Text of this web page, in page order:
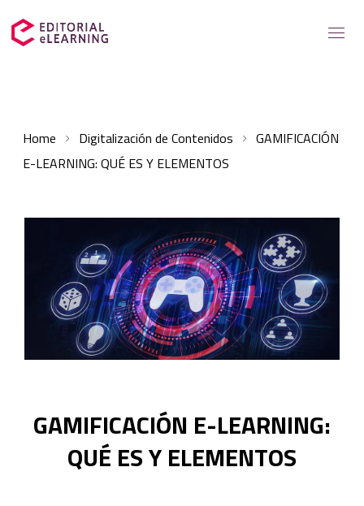
Soluciones para
Recursos elearning
Sobre nosotros
Contacto
Home Digitalización de Contenidos
GAMIFICACIÓN
E-LEARNING: QUÉ ES Y ELEMENTOS
GAMIFICACIÓN E-LEARNING:
QUÉ ES Y ELEMENTOS